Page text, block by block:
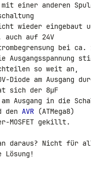
einer anderen
wieder eingebaut
auch auf 24V
bei
Ausgangsspannung
so weit an,
Diode am Ausgang
sich der 8µF
am Ausgang in die
den AVR (ATMega8)
MOSFET gekillt.
daraus? Nicht für
Lösung!